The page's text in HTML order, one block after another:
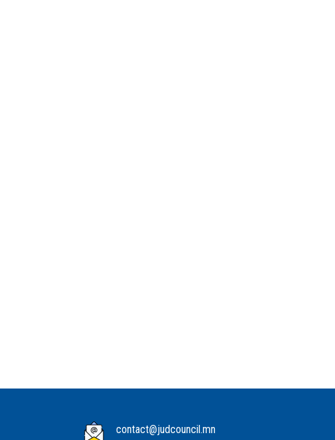
contact@judcouncil.mn